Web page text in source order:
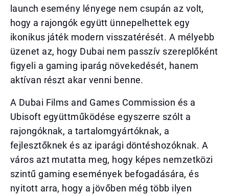
launch esemény lényege nem csupán az volt,
hogy a rajongók együtt ünnepelhettek egy
ikonikus játék modern visszatérését. A mélyebb
üzenet az, hogy Dubai nem passzív szereplőként
figyeli a gaming iparág növekedését, hanem
aktívan részt akar venni benne.
A Dubai Films and Games Commission és a
Ubisoft együttműködése egyszerre szólt a
rajongóknak, a tartalomgyártóknak, a
fejlesztőknek és az iparági döntéshozóknak. A
város azt mutatta meg, hogy képes nemzetközi
szintű gaming események befogadására, és
nyitott arra, hogy a jövőben még több ilyen